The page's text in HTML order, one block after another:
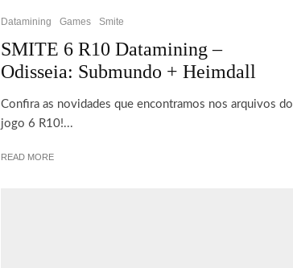
Datamining Games Smite
SMITE 6 R10 Datamining –
Odisseia: Submundo + Heimdall
Confira as novidades que encontramos nos arquivos do
jogo 6 R10!...
READ MORE